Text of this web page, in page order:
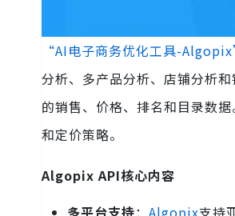
“AI电子商务优化工具-
分析、多产品分析、店铺分析
的销售、价格、排名和目录数
和定价策略。
Algopix API核心内容
多平台支持： Algopix支持